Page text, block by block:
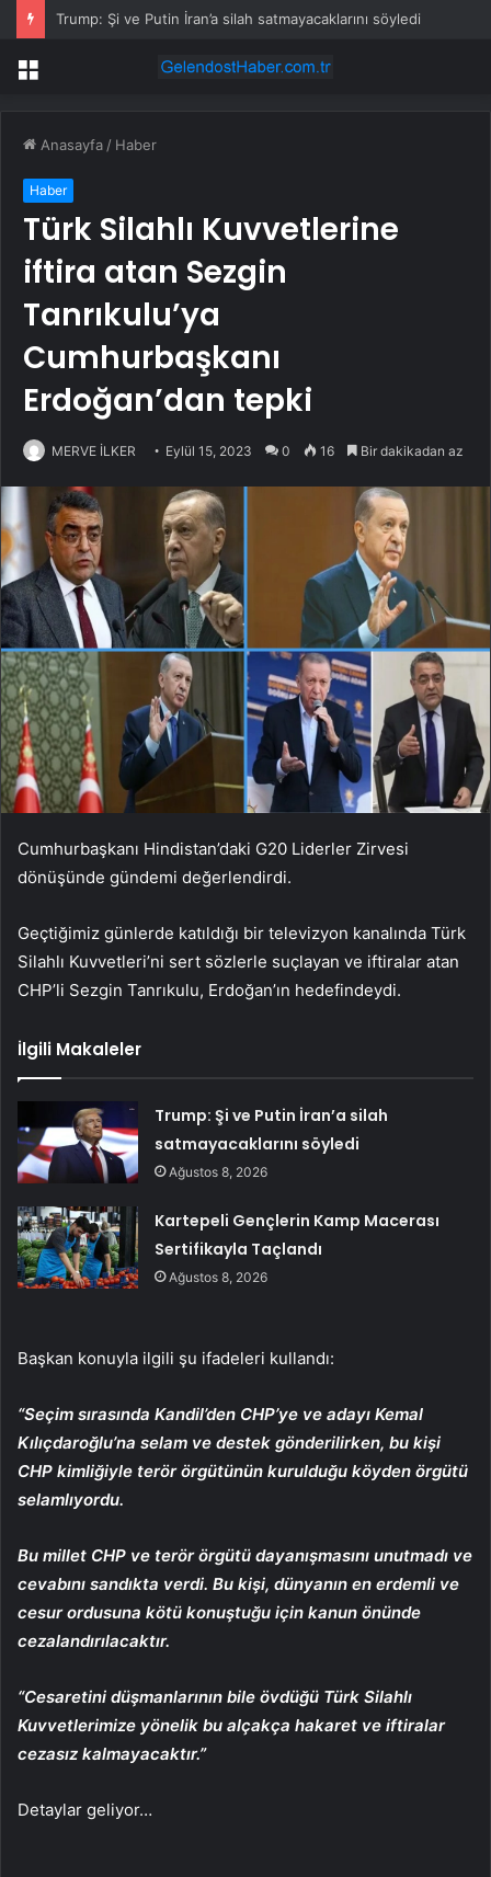
Trump: Şi ve Putin İran’a silah satmayacaklarını söyledi
Menü
Anasayfa / Haber
Haber
Türk Silahlı Kuvvetlerine
iftira atan Sezgin
Tanrıkulu’ya
Cumhurbaşkanı
Erdoğan’dan tepki
MERVE İLKER Eylül 15, 2023 0 16 Bir dakikadan az
Cumhurbaşkanı Hindistan’daki G20 Liderler Zirvesi
dönüşünde gündemi değerlendirdi.
Geçtiğimiz günlerde katıldığı bir televizyon kanalında Türk
Silahlı Kuvvetleri’ni sert sözlerle suçlayan ve iftiralar atan
CHP’li Sezgin Tanrıkulu, Erdoğan’ın hedefindeydi.
İlgili Makaleler
Trump: Şi ve Putin İran’a silah
satmayacaklarını söyledi
Ağustos 8, 2026
Kartepeli Gençlerin Kamp Macerası
Sertifikayla Taçlandı
Ağustos 8, 2026
Başkan konuyla ilgili şu ifadeleri kullandı:
“Seçim sırasında Kandil’den CHP’ye ve adayı Kemal
Kılıçdaroğlu’na selam ve destek gönderilirken, bu kişi
CHP kimliğiyle terör örgütünün kurulduğu köyden örgütü
selamlıyordu.
Bu millet CHP ve terör örgütü dayanışmasını unutmadı ve
cevabını sandıkta verdi. Bu kişi, dünyanın en erdemli ve
cesur ordusuna kötü konuştuğu için kanun önünde
cezalandırılacaktır.
“Cesaretini düşmanlarının bile övdüğü Türk Silahlı
Kuvvetlerimize yönelik bu alçakça hakaret ve iftiralar
cezasız kalmayacaktır.”
Detaylar geliyor…